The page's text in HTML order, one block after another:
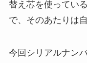
替え芯を使ってい
で、そのあたりは
今回シリアルナン